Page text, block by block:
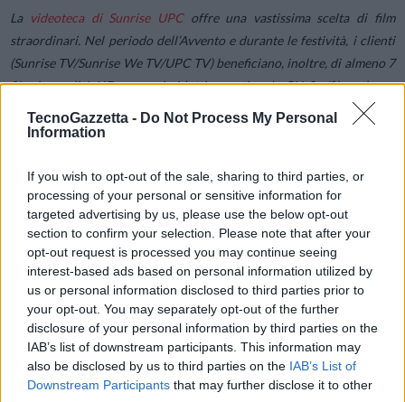
TecnoGazzetta - Do Not Process My Personal
Information
If you wish to opt-out of the sale, sharing to third parties, or
processing of your personal or sensitive information for
targeted advertising by us, please use the below opt-out
section to confirm your selection. Please note that after your
opt-out request is processed you may continue seeing
interest-based ads based on personal information utilized by
us or personal information disclosed to third parties prior to
your opt-out. You may separately opt-out of the further
disclosure of your personal information by third parties on the
IAB’s list of downstream participants. This information may
also be disclosed by us to third parties on the IAB’s List of
Downstream Participants that may further disclose it to other
La videoteca di Sunrise UPCoffre una vastissima scelta di film
straordinari. Nel periodo dell’Avvento e durante le festività, i clienti
(Sunrise TV/Sunrise We TV/UPC TV) beneficiano, inoltre, di almeno 7
film in qualità HD a prezzi ridotti a partire da CH 3.–/film; alcune
novità selezionate come «Wonder Woman 1984» sono disponibili a
CHF 5.– (anziché CHF 7.90). Anche il calendario dell’avvento con i
01.12.21–07.12.21: Cartoni animati per bambini
08.12.21–14.12.21: Action blockbuster
15.12.21–21.12.21: Pronti per il Natale
22.12.21–02.01.22: Film fantasy
Premium Plus: il pacchetto TV con gli highlight, gratuito
dall’08.12.2021 al 12.01.2022
ConPremium Plus(Starzplay escluso) i clienti Sunrise We TV e UPC
TV beneficiano gratuitamente (anziché a CHF 15.–/mese) di oltre 40